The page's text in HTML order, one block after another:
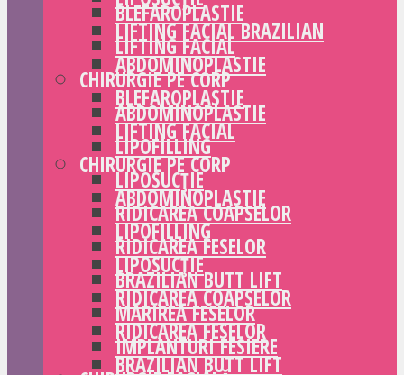
BLEFAROPLASTIE
LIFTING FACIAL
CHIRURGIE PE CORP
ABDOMINOPLASTIE
LIPOFILLING
LIPOSUCȚIE
RIDICAREA COAPSELOR
RIDICAREA FESELOR
BRAZILIAN BUTT LIFT
MĂRIREA FESELOR
IMPLANTURI FESIERE
LIFTING FACIAL BRAZILIAN
ABDOMINOPLASTIE
BLEFAROPLASTIE
LIFTING FACIAL
CHIRURGIE PE CORP
ABDOMINOPLASTIE
LIPOFILLING
LIPOSUCȚIE
RIDICAREA COAPSELOR
RIDICAREA FESELOR
BRAZILIAN BUTT LIFT